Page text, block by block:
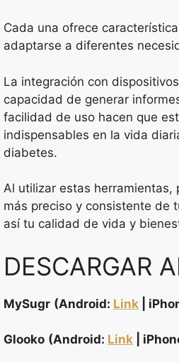
Cada una ofrece
adaptarse a diferentes
La integración con
capacidad de generar
facilidad de uso hacen que
indispensables en la vida
diabetes.
Al utilizar estas herramientas,
más preciso y consistente de
así tu calidad de vida y
DESCARGAR
MySugr (Android: Link |
Glooko (Android: Link |